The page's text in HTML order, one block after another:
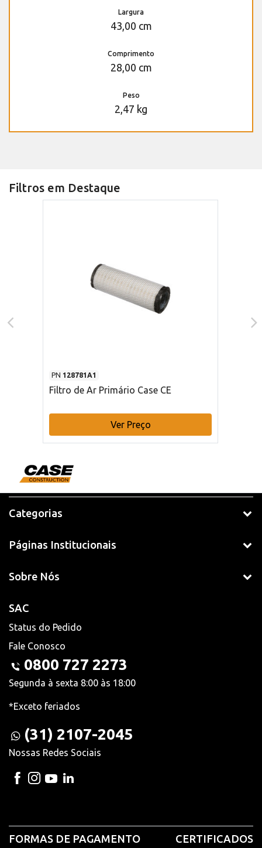
Largura
43,00 cm
Comprimento
28,00 cm
Peso
2,47 kg
Filtros em Destaque
PN 128781A1
Filtro de Ar Primário Case CE
Ver Preço
Categorias
Páginas Institucionais
Sobre Nós
SAC
Status do Pedido
Fale Conosco
0800 727 2273
Segunda à sexta 8:00 às 18:00
*Exceto feriados
(31) 2107-2045
Nossas Redes Sociais
FORMAS DE PAGAMENTO CERTIFICADOS